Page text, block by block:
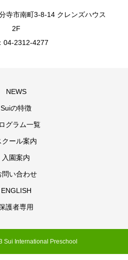
市南町3-8-14 クレンズハウス
2F
04-2312-4277
NEWS
Suiの特徴
グラム一覧
クール案内
入園案内
問い合わせ
ENGLISH
護者専用
Sui International Preschool